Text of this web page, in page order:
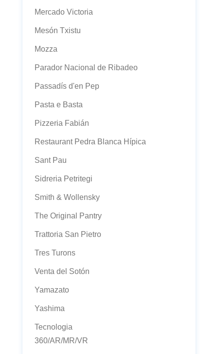
Mercado Victoria
Mesón Txistu
Mozza
Parador Nacional de Ribadeo
Passadís d'en Pep
Pasta e Basta
Pizzeria Fabián
Restaurant Pedra Blanca Hípica
Sant Pau
Sidreria Petritegi
Smith & Wollensky
The Original Pantry
Trattoria San Pietro
Tres Turons
Venta del Sotón
Yamazato
Yashima
Tecnologia
360/AR/MR/VR